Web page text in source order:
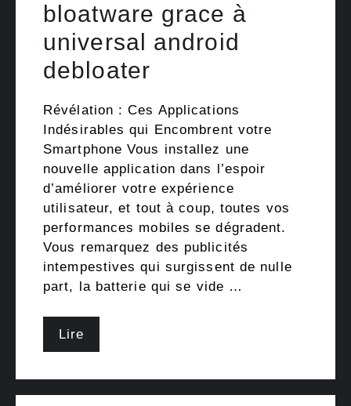
bloatware grace à
universal android
debloater
Révélation : Ces Applications
Indésirables qui Encombrent votre
Smartphone Vous installez une
nouvelle application dans l’espoir
d’améliorer votre expérience
utilisateur, et tout à coup, toutes vos
performances mobiles se dégradent.
Vous remarquez des publicités
intempestives qui surgissent de nulle
part, la batterie qui se vide …
Lire